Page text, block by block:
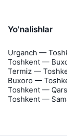
Yo'nalishlar
Urganch —
Toshkent —
Termiz —
Buxoro —
Toshkent —
Toshkent —